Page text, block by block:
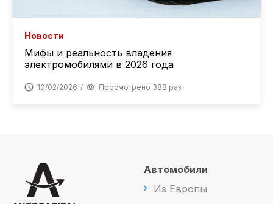
Новости
Мифы и реальность владения
электромобилями в 2026 года
10/02/2026 Просмотрено 388 раз
Автомобили
Из Европы